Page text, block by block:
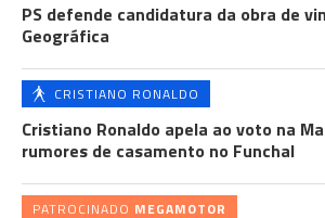
PS defende candidatura da obra de
Geográfica
CRISTIANO RONALDO
Cristiano Ronaldo apela ao voto na
rumores de casamento no Funchal
PATROCINADO MEGAMOTOR